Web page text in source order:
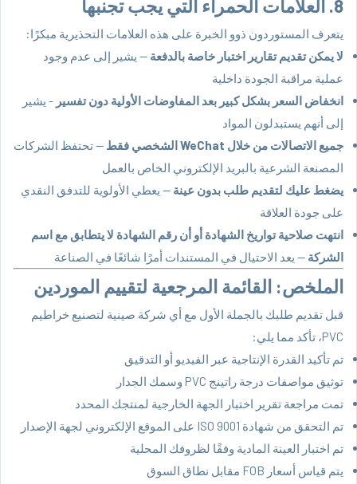
8. العلامات الحمراء التي يجب تجنبها
يتعرف المستوردون ذوو الخبرة على هذه العلامات التحذيرية مبكرًا:
لا يمكن تقديم تقارير اختبار خاصة بالدفعة — يشير إلى عدم وجود
عملية مراقبة الجودة داخلية
انخفاض السعر بشكل كبير بعد المفاوضات الأولية دون تفسير - يشير
إلى أنهم يستبدلون المواد
جميع الاتصالات من خلال WeChat الشخصي فقط
— تحتفظ الشركات
المصنعة الشرعية بالبريد الإلكتروني الخاص بالعمل
يضغط عليك لتقديم طلب بدون عينة — يعطي الأولوية للتدفق النقدي
على جودة العلاقة
انتهت صلاحية تواريخ الشهادة أو أن رقم الشهادة لا يتطابق مع اسم
الشركة — يعد الاحتيال في المستندات أمرًا شائعًا في الصناعة
الملخص: القائمة المرجعية لتقييم الموردين
قبل تقديم طلبك بالجملة الأول مع أي شركة صينية لتصنيع خراطيم
PVC، تأكد مما يلي:
تم تأكيد القدرة الإنتاجية عبر الفيديو أو التدقيق
توثيق مواصفات درجة راتينج PVC وسمك الجدار
تمت مراجعة تقرير اختبار الجهة الخارجية لمنتجك المحدد
تم التحقق من شهادة ISO 9001 على الموقع الإلكتروني لجهة الإصدار
تم اختبار العينة المادية وفقًا لظروفك المحلية
يتم قياس أسعار FOB مقابل نطاق السوق